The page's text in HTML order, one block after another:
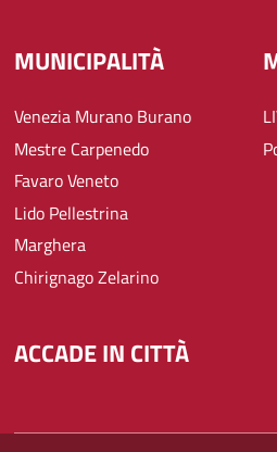
MUNICIPALITÀ
Venezia Murano Burano
Mestre Carpenedo
Favaro Veneto
Lido Pellestrina
Marghera
Chirignago Zelarino
ACCADE IN CITTÀ